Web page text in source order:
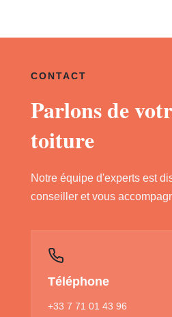
CONTACT
Parlons de
toiture
Notre équipe d'experts est
conseiller et vous
Téléphone
+33 7 71 01 43 96